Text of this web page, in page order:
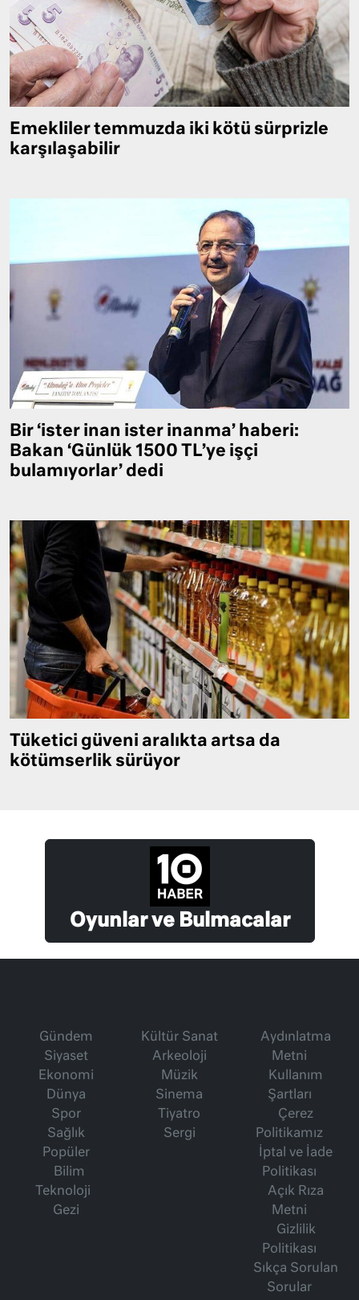
Emekliler temmuzda iki kötü sürprizle
karşılaşabilir
Bir ‘ister inan ister inanma’ haberi:
Bakan ‘Günlük 1500 TL’ye işçi
bulamıyorlar’ dedi
Tüketici güveni aralıkta artsa da
kötümserlik sürüyor
Oyunlar ve Bulmacalar
Gündem
Siyaset
Ekonomi
Dünya
Spor
Sağlık
Popüler
Bilim
Teknoloji
Gezi
Kültür Sanat
Arkeoloji
Müzik
Sinema
Tiyatro
Sergi
Aydınlatma
Metni
Kullanım
Şartları
Çerez
Politikamız
İptal ve İade
Politikası
Açık Rıza
Metni
Gizlilik
Politikası
Sıkça Sorulan
Sorular